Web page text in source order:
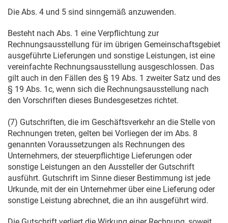
Die Abs. 4 und 5 sind sinngemäß anzuwenden.
Besteht nach Abs. 1 eine Verpflichtung zur
Rechnungsausstellung für im übrigen Gemeinschaftsgebiet
ausgeführte Lieferungen und sonstige Leistungen, ist eine
vereinfachte Rechnungsausstellung ausgeschlossen. Das
gilt auch in den Fällen des § 19 Abs. 1 zweiter Satz und des
§ 19 Abs. 1c, wenn sich die Rechnungsausstellung nach
den Vorschriften dieses Bundesgesetzes richtet.
(7) Gutschriften, die im Geschäftsverkehr an die Stelle von
Rechnungen treten, gelten bei Vorliegen der im Abs. 8
genannten Voraussetzungen als Rechnungen des
Unternehmers, der steuerpflichtige Lieferungen oder
sonstige Leistungen an den Aussteller der Gutschrift
ausführt. Gutschrift im Sinne dieser Bestimmung ist jede
Urkunde, mit der ein Unternehmer über eine Lieferung oder
sonstige Leistung abrechnet, die an ihn ausgeführt wird.